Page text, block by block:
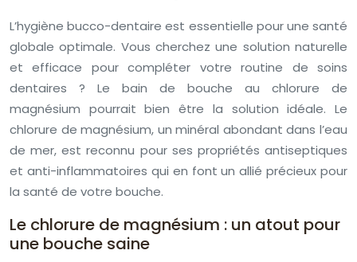
L’hygiène bucco-dentaire est essentielle pour une santé
globale optimale. Vous cherchez une solution naturelle
et efficace pour compléter votre routine de soins
dentaires ? Le bain de bouche au chlorure de
magnésium pourrait bien être la solution idéale. Le
chlorure de magnésium, un minéral abondant dans l’eau
de mer, est reconnu pour ses propriétés antiseptiques
et anti-inflammatoires qui en font un allié précieux pour
la santé de votre bouche.
Le chlorure de magnésium : un atout pour
une bouche saine